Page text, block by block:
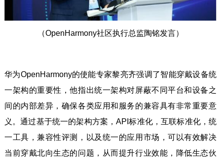
（OpenHarmony社区执行总监陶铭发言）
华为OpenHarmony的使能专家黎亮齐强调了智能穿戴设备统
一架构的重要性，他指出统一架构对屏蔽不同平台和设备之
间的内部差异，确保各类应用和服务的兼容具有非常重要意
义。通过基于统一的架构方案，API标准化，互联标准化，统
一工具，兼容性评测，以及统一的应用市场，可以有效解决
当前穿戴北向生态的问题，从而提升行业效能，降低生态伙